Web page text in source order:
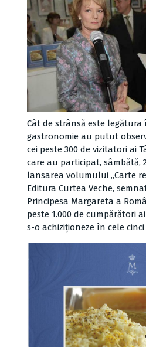
Cât de strânsă este
gastronomie au putut
cei peste 300 de vizitatori ai
care au participat, sâmbătă,
lansarea volumului „Carte
Editura Curtea Veche,
Principesa Margareta a
peste 1.000 de cumpărători
s-o achiziţioneze în cele